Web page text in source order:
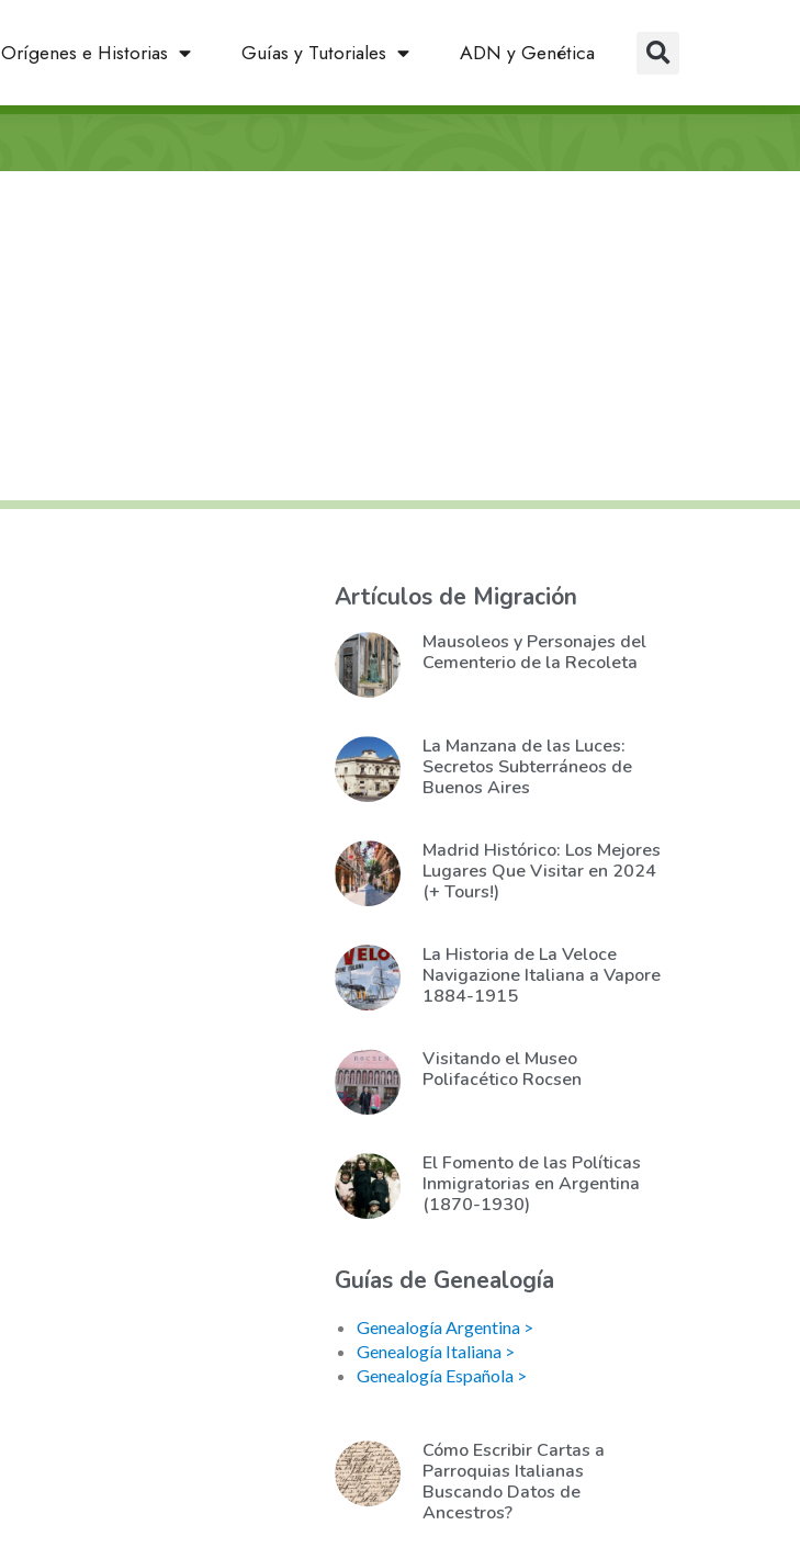
Orígenes e Historias Guías y Tutoriales ADN y Genética
Artículos de Migración
Mausoleos y Personajes del
Cementerio de la Recoleta
La Manzana de las Luces:
Secretos Subterráneos de
Buenos Aires
Madrid Histórico: Los Mejores
Lugares Que Visitar en 2024
(+ Tours!)
La Historia de La Veloce
Navigazione Italiana a Vapore
1884-1915
Visitando el Museo
Polifacético Rocsen
El Fomento de las Políticas
Inmigratorias en Argentina
(1870-1930)
Guías de Genealogía
Genealogía Argentina >
Genealogía Italiana >
Genealogía Española >
Cómo Escribir Cartas a
Parroquias Italianas
Buscando Datos de
Ancestros?